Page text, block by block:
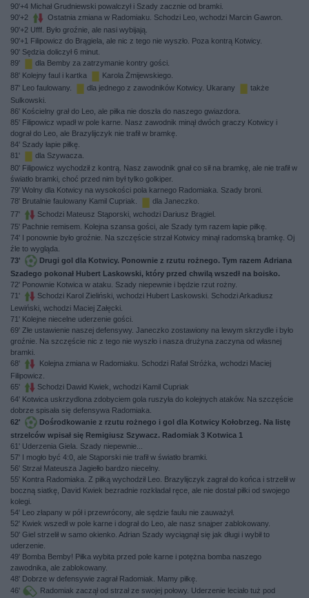
90'+4 Michał Grudniewski powalczył i Szady zacznie od bramki.
90'+2
Ostatnia zmiana w Radomiaku. Schodzi Leo, wchodzi Marcin Gawron.
90'+2 Ufff. Było groźnie, ale nasi wybijają.
90'+1 Filipowicz do Brągiela, ale nic z tego nie wyszło. Poza kontrą Kotwicy.
90' Sędzia doliczył 6 minut.
89'
dla Bemby za zatrzymanie kontry gości.
88' Kolejny faul i kartka
Karola Żmijewskiego.
87' Leo faulowany.
dla jednego z zawodników Kotwicy. Ukarany
także
Sulkowski.
86' Kościelny grał do Leo, ale piłka nie doszła do naszego gwiazdora.
85' Filipowicz wpadł w pole karne. Nasz zawodnik minął dwóch graczy Kotwicy i
dograł do Leo, ale Brazylijczyk nie trafił w bramkę.
84' Szady łapie piłkę.
81'
dla Szywacza.
80' Filipowicz wychodził z kontrą. Nasz zawodnik gnał co sił na bramkę, ale nie trafił w
światło bramki, choć przed nim był tylko golkiper.
79' Wolny dla Kotwicy na wysokości pola karnego Radomiaka. Szady broni.
78' Brutalnie faulowany Kamil Cupriak.
dla Janeczko.
77'
Schodzi Mateusz Stąporski, wchodzi Dariusz Brągiel.
75' Pachnie remisem. Kolejna szansa gości, ale Szady tym razem łapie piłkę.
74' I ponownie było groźnie. Na szczęście strzał Kotwicy minął radomską bramkę. Oj
źle to wygląda.
73'
Drugi gol dla Kotwicy. Ponownie z rzutu rożnego. Tym razem Adriana
Szadego pokonał Hubert Laskowski, który przed chwilą wszedł na boisko.
72' Ponownie Kotwica w ataku. Szady niepewnie i będzie rzut rożny.
71'
Schodzi Karol Zieliński, wchodzi Hubert Laskowski. Schodzi Arkadiusz
Lewiński, wchodzi Maciej Załęcki.
71' Kolejne niecelne uderzenie gości.
69' Złe ustawienie naszej defensywy. Janeczko zostawiony na lewym skrzydle i było
groźnie. Na szczęście nic z tego nie wyszło i nasza drużyna zaczyna od własnej
bramki.
68'
Kolejna zmiana w Radomiaku. Schodzi Rafał Stróżka, wchodzi Maciej
Filipowicz.
65'
Schodzi Dawid Kwiek, wchodzi Kamil Cupriak
64' Kotwica uskrzydlona zdobyciem gola ruszyła do kolejnych ataków. Na szczęście
dobrze spisała się defensywa Radomiaka.
62'
Dośrodkowanie z rzutu rożnego i gol dla Kotwicy Kołobrzeg. Na listę
strzelców wpisał się Remigiusz Szywacz. Radomiak 3 Kotwica 1
61' Uderzenia Giela. Szady niepewnie...
57' I mogło być 4:0, ale Stąporski nie trafił w światło bramki.
56' Strzał Mateusza Jagiełło bardzo niecelny.
55' Kontra Radomiaka. Z piłką wychodził Leo. Brazylijczyk zagrał do końca i strzelił w
boczną siatkę, David Kwiek bezradnie rozkładał ręce, ale nie dostał piłki od swojego
kolegi.
54' Leo złapany w pół i przewrócony, ale sędzie faulu nie zauważył.
52' Kwiek wszedł w pole karne i dograł do Leo, ale nasz snajper zablokowany.
50' Giel strzelił w samo okienko. Adrian Szady wyciągnął się jak długi i wybił to
uderzenie.
49' Bomba Bemby! Piłka wybita przed pole karne i potężna bomba naszego
zawodnika, ale zablokowany.
48' Dobrze w defensywie zagrał Radomiak. Mamy piłkę.
46'
Radomiak zaczął od strzał ze swojej połowy. Uderzenie leciało tuż pod